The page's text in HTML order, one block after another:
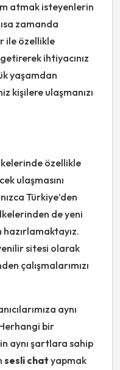
atmak isteyenlerin
zamanda
ile özellikle
ihtiyacınız
yaşamdan
kişilere ulaşmanızı
özellikle
ulaşmasını
Türkiye’den
de yeni
sitesi olarak
çalışmalarımızı
aynı
bir
aynı şartlara sahip
sesli chat yapmak